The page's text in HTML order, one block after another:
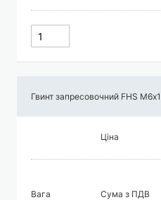
Гвинт запресовочний FHS
Ціна
Вага
Сума з ПДВ